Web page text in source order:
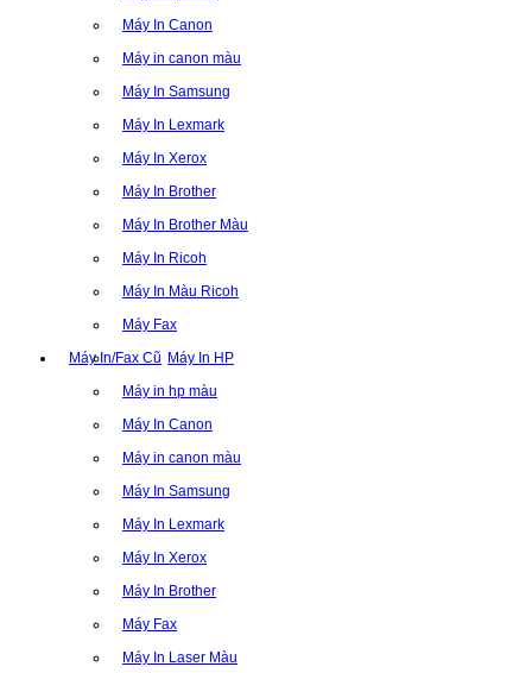
Máy In Canon
Máy in canon màu
Máy In Samsung
Máy In Lexmark
Máy In Xerox
Máy In Brother
Máy In Brother Màu
Máy In Ricoh
Máy In Màu Ricoh
Máy Fax
Máy In/Fax Cũ Máy In HP
Máy in hp màu
Máy In Canon
Máy in canon màu
Máy In Samsung
Máy In Lexmark
Máy In Xerox
Máy In Brother
Máy Fax
Máy In Laser Màu